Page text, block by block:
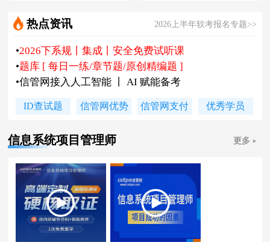
热点资讯 2026上半年软考报名专题>>
•2026下系规丨集成丨安全免费试听课
•题库 [ 每日一练/章节题/原创精编题 ]
•信管网接入人工智能 丨 AI 赋能备考
信管网软考讲师合作招聘(全职/兼职)
•2026上半年软考证书领取时间及通知
ID查试题 信管网优势 信管网支付 优秀学员
信息系统项目管理师 更多